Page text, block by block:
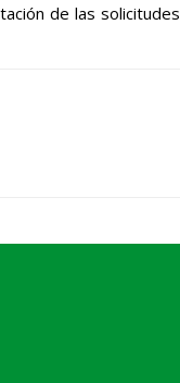
de las solicitudes